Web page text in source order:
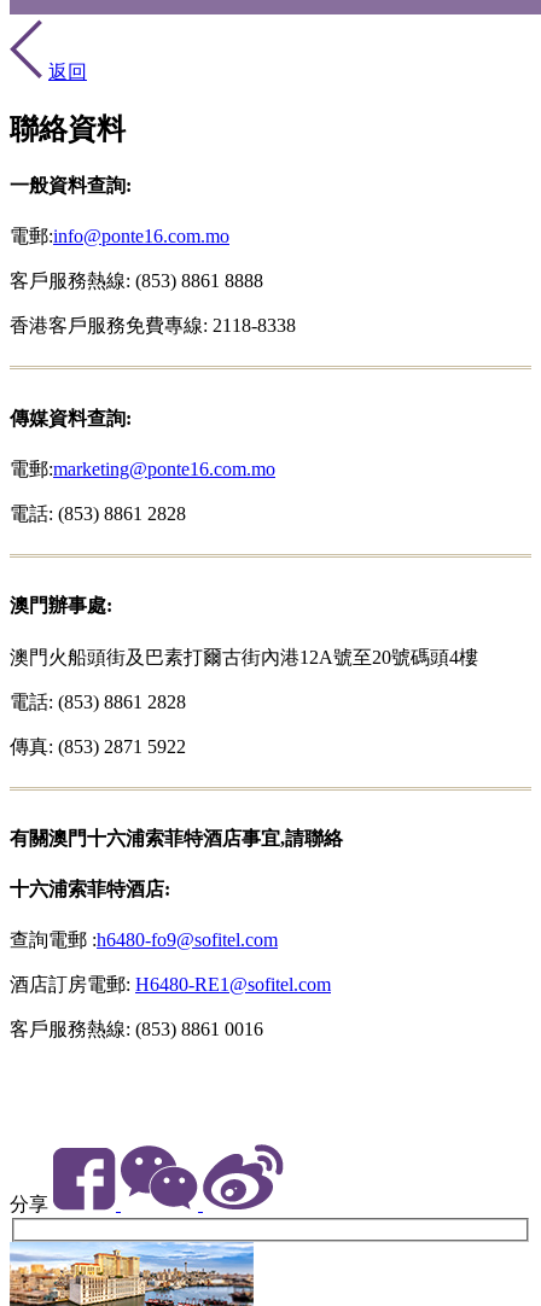
返回
聯絡資料
一般資料查詢:
電郵:info@ponte16.com.mo
客戶服務熱線: (853) 8861 8888
香港客戶服務免費專線: 2118-8338
傳媒資料查詢:
電郵:marketing@ponte16.com.mo
電話: (853) 8861 2828
澳門辦事處:
澳門火船頭街及巴素打爾古街內港12A號至20號碼頭4樓
電話: (853) 8861 2828
傳真: (853) 2871 5922
有關澳門十六浦索菲特酒店事宜,請聯絡
十六浦索菲特酒店:
查詢電郵 :h6480-fo9@sofitel.com
酒店訂房電郵: H6480-RE1@sofitel.com
客戶服務熱線: (853) 8861 0016
分享